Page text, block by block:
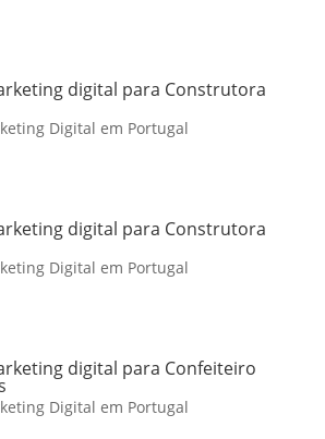
digital para Construtora
Digital em Portugal
digital para Construtora
Digital em Portugal
digital para Confeiteiro
Digital em Portugal